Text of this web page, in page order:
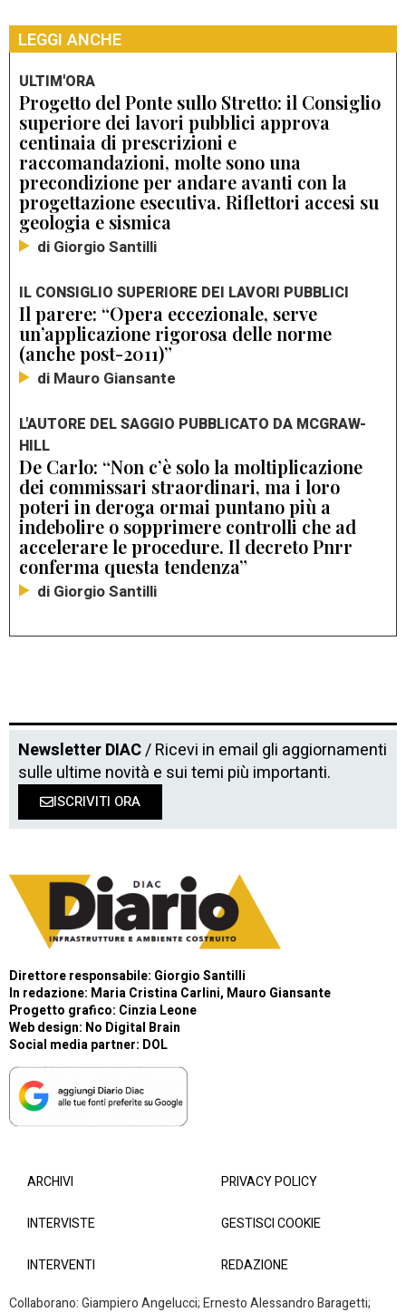
LEGGI ANCHE
ULTIM'ORA
Progetto del Ponte sullo Stretto: il Consiglio
superiore dei lavori pubblici approva
centinaia di prescrizioni e
raccomandazioni, molte sono una
precondizione per andare avanti con la
progettazione esecutiva. Riflettori accesi su
geologia e sismica
di Giorgio Santilli
IL CONSIGLIO SUPERIORE DEI LAVORI PUBBLICI
Il parere: “Opera eccezionale, serve
un’applicazione rigorosa delle norme
(anche post-2011)”
di Mauro Giansante
L'AUTORE DEL SAGGIO PUBBLICATO DA MCGRAW-
HILL
De Carlo: “Non c’è solo la moltiplicazione
dei commissari straordinari, ma i loro
poteri in deroga ormai puntano più a
indebolire o sopprimere controlli che ad
accelerare le procedure. Il decreto Pnrr
conferma questa tendenza”
di Giorgio Santilli
Newsletter DIAC/ Ricevi in email gli aggiornamenti
sulle ultime novità e sui temi più importanti.
ISCRIVITI ORA
Direttore responsabile: Giorgio Santilli
In redazione: Maria Cristina Carlini, Mauro Giansante
Progetto grafico: Cinzia Leone
Web design: No Digital Brain
Social media partner: DOL
ARCHIVI
INTERVISTE
INTERVENTI
PRIVACY POLICY
GESTISCI COOKIE
REDAZIONE
Collaborano: Giampiero Angelucci; Ernesto Alessandro Baragetti;